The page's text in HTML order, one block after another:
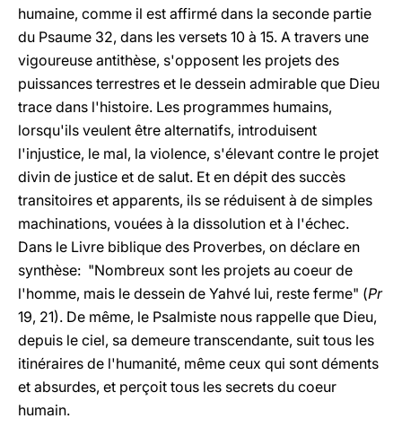
humaine, comme il est affirmé dans la seconde partie
du Psaume 32, dans les versets 10 à 15. A travers une
vigoureuse antithèse, s'opposent les projets des
puissances terrestres et le dessein admirable que Dieu
trace dans l'histoire. Les programmes humains,
lorsqu'ils veulent être alternatifs, introduisent
l'injustice, le mal, la violence, s'élevant contre le projet
divin de justice et de salut. Et en dépit des succès
transitoires et apparents, ils se réduisent à de simples
machinations, vouées à la dissolution et à l'échec.
Dans le Livre biblique des Proverbes, on déclare en
synthèse: "Nombreux sont les projets au coeur de
l'homme, mais le dessein de Yahvé lui, reste ferme" (Pr
19, 21). De même, le Psalmiste nous rappelle que Dieu,
depuis le ciel, sa demeure transcendante, suit tous les
itinéraires de l'humanité, même ceux qui sont déments
et absurdes, et perçoit tous les secrets du coeur
humain.